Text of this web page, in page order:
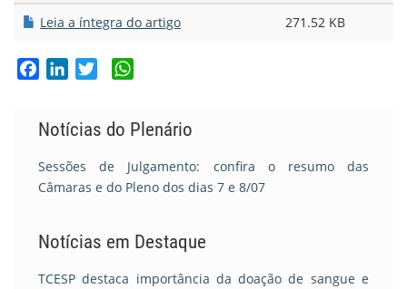
Leia a íntegra do artigo 271.52 KB
FacebookLinkedIn
Twitter
Notícias do Plenário
Sessões de Julgamento: confira o resumo das
Câmaras e do Pleno dos dias 7 e 8/07
Notícias em Destaque
TCESP destaca importância da doação de sangue e